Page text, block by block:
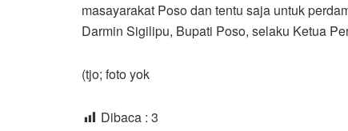
masayarakat Poso dan tentu saja untuk
Darmin Sigilipu, Bupati Poso, selaku Ketua
(tjo; foto yok
Dibaca : 3